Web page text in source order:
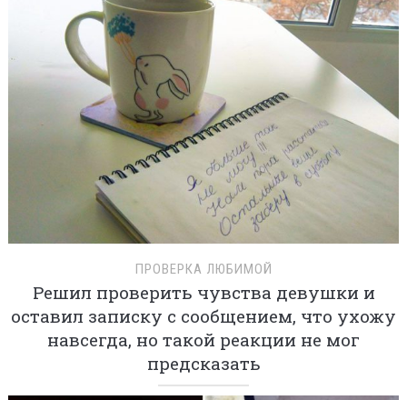
ПРОВЕРКА ЛЮБИМОЙ
Решил проверить чувства девушки и
оставил записку с сообщением, что ухожу
навсегда, но такой реакции не мог
предсказать